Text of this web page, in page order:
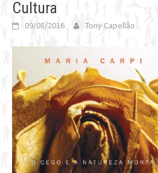
Cultura
09/08/2016 Tony Capellão